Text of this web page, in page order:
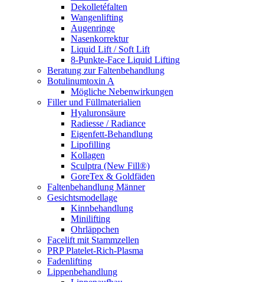
Dekolletéfalten
Wangenlifting
Augenringe
Nasenkorrektur
Liquid Lift / Soft Lift
8-Punkte-Face Liquid Lifting
Beratung zur Faltenbehandlung
Botulinumtoxin A
Mögliche Nebenwirkungen
Filler und Füllmaterialien
Hyaluronsäure
Radiesse / Radiance
Eigenfett-Behandlung
Lipofilling
Kollagen
Sculptra (New Fill®)
GoreTex & Goldfäden
Faltenbehandlung Männer
Gesichtsmodellage
Kinnbehandlung
Minilifting
Ohrläppchen
Facelift mit Stammzellen
PRP Platelet-Rich-Plasma
Fadenlifting
Lippenbehandlung